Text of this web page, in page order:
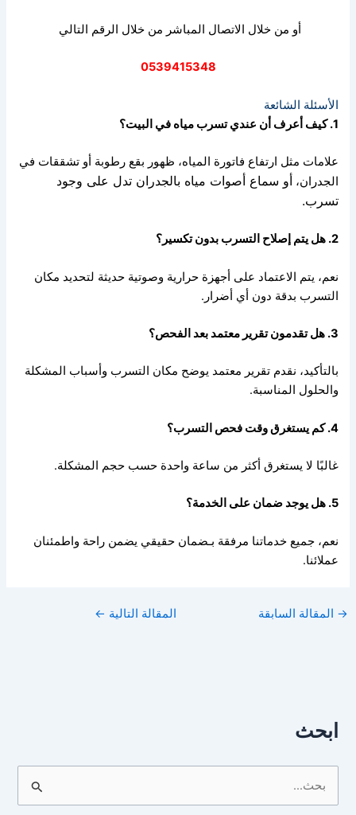
أو من خلال الاتصال المباشر من خلال الرقم التالي
0539415348
الأسئلة الشائعة
1. كيف أعرف أن عندي تسرب مياه في البيت؟
علامات مثل ارتفاع فاتورة المياه، ظهور بقع رطوبة أو تشققات في
الجدران، أو سماع أصوات مياه بالجدران تدل على وجود
تسرب.
2. هل يتم إصلاح التسرب بدون تكسير؟
نعم، يتم الاعتماد على أجهزة حرارية وصوتية حديثة لتحديد مكان
التسرب بدقة دون أي أضرار.
3. هل تقدمون تقرير معتمد بعد الفحص؟
بالتأكيد، نقدم تقرير معتمد يوضح مكان التسرب وأسباب المشكلة
والحلول المناسبة.
4. كم يستغرق وقت فحص التسرب؟
غالبًا لا يستغرق أكثر من ساعة واحدة حسب حجم المشكلة.
5. هل يوجد ضمان على الخدمة؟
نعم، جميع خدماتنا مرفقة بـضمان حقيقي يضمن راحة واطمئنان
عملائنا.
→ المقالة السابقة المقالة التالية ←
ابحث